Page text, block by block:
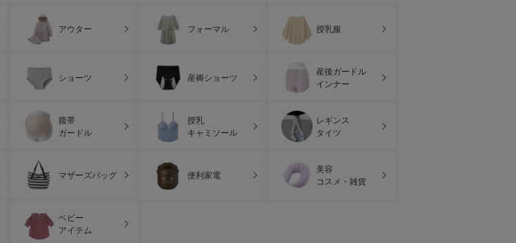
アウター フォーマル 授乳服
ショーツ 産褥ショーツ
産後ガードル
インナー
腹帯
ガードル
授乳
キャミソール
レギンス
タイツ
マザーズバッグ 便利家電
美容
コスメ・雑貨
ベビー
アイテム